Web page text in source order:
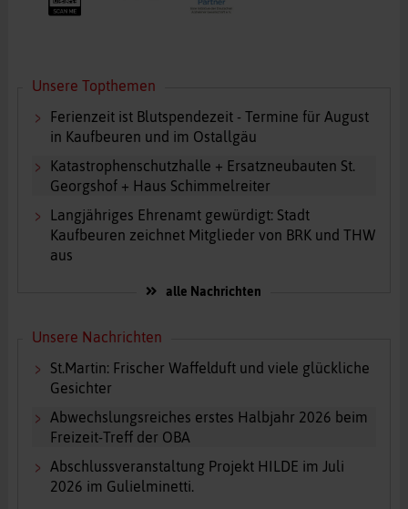
Unsere Topthemen
Ferienzeit ist Blutspendezeit - Termine für August
in Kaufbeuren und im Ostallgäu
Katastrophenschutzhalle + Ersatzneubauten St.
Georgshof + Haus Schimmelreiter
Langjähriges Ehrenamt gewürdigt: Stadt
Kaufbeuren zeichnet Mitglieder von BRK und THW
aus
alle Nachrichten
Unsere Nachrichten
St.Martin: Frischer Waffelduft und viele glückliche
Gesichter
Abwechslungsreiches erstes Halbjahr 2026 beim
Freizeit-Treff der OBA
Abschlussveranstaltung Projekt HILDE im Juli
2026 im Gulielminetti.